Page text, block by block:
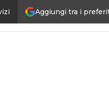
Aggiungi tra i
4.0